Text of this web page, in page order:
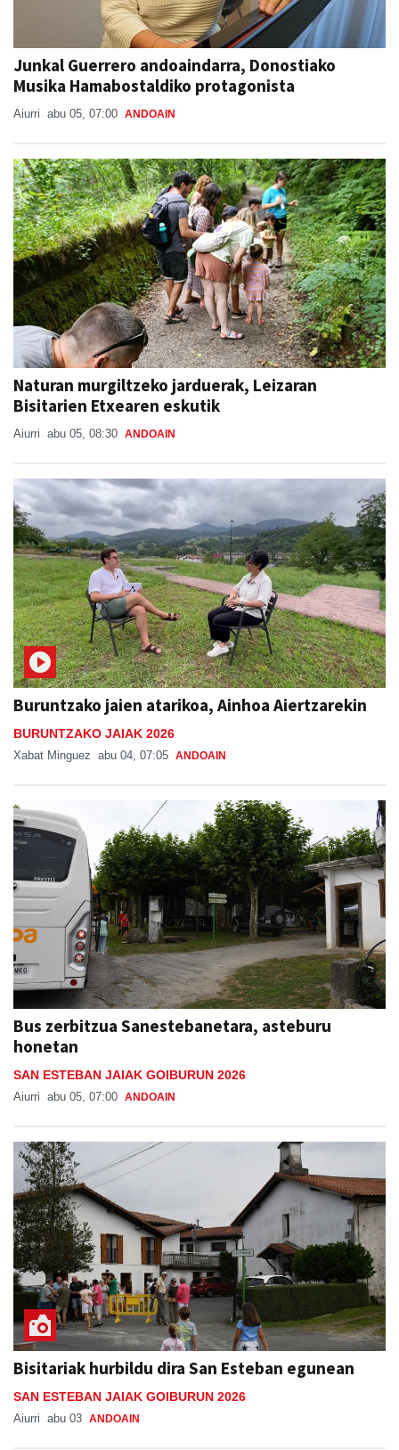
Junkal Guerrero andoaindarra, Donostiako
Musika Hamabostaldiko protagonista
Aiurri abu 05, 07:00 ANDOAIN
Naturan murgiltzeko jarduerak, Leizaran
Bisitarien Etxearen eskutik
Aiurri abu 05, 08:30 ANDOAIN
Buruntzako jaien atarikoa, Ainhoa Aiertzarekin
BURUNTZAKO JAIAK 2026
Xabat Minguez abu 04, 07:05 ANDOAIN
Bus zerbitzua Sanestebanetara, asteburu
honetan
SAN ESTEBAN JAIAK GOIBURUN 2026
Aiurri abu 05, 07:00 ANDOAIN
Bisitariak hurbildu dira San Esteban egunean
SAN ESTEBAN JAIAK GOIBURUN 2026
Aiurri abu 03 ANDOAIN